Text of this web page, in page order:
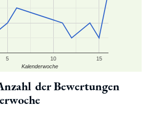
5 10 15
Kalenderwoche
der Bewertungen